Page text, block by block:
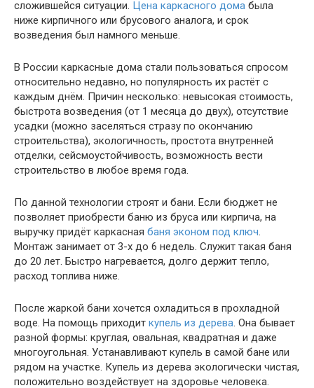
сложившейся ситуации. Цена каркасного дома была
ниже кирпичного или брусового аналога, и срок
возведения был намного меньше.
В России каркасные дома стали пользоваться спросом
относительно недавно, но популярность их растёт с
каждым днём. Причин несколько: невысокая стоимость,
быстрота возведения (от 1 месяца до двух), отсутствие
усадки (можно заселяться стразу по окончанию
строительства), экологичность, простота внутренней
отделки, сейсмоустойчивость, возможность вести
строительство в любое время года.
По данной технологии строят и бани. Если бюджет не
позволяет приобрести баню из бруса или кирпича, на
выручку придёт каркасная баня эконом под ключ.
Монтаж занимает от 3-х до 6 недель. Служит такая баня
до 20 лет. Быстро нагревается, долго держит тепло,
расход топлива ниже.
После жаркой бани хочется охладиться в прохладной
воде. На помощь приходит купель из дерева. Она бывает
разной формы: круглая, овальная, квадратная и даже
многоугольная. Устанавливают купель в самой бане или
рядом на участке. Купель из дерева экологически чистая,
положительно воздействует на здоровье человека.